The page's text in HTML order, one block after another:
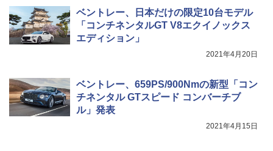
ベントレー、日本だけの限定10台モデル
「コンチネンタルGT V8エクイノックス
エディション」
2021年4月20日
ベントレー、659PS/900Nmの新型「コン
チネンタル GTスピード コンバーチブ
ル」発表
2021年4月15日